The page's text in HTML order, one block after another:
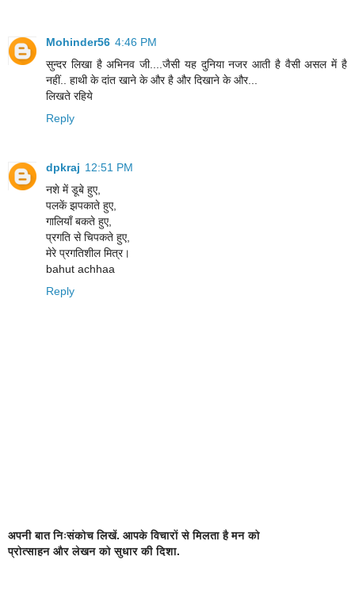
Mohinder56 4:46 PM
सुन्दर लिखा है अभिनव जी....जैसी यह दुनिया नजर आती है वैसी असल में है
नहीं.. हाथी के दांत खाने के और है और दिखाने के और...
लिखते रहिये
Reply
dpkraj 12:51 PM
नशे में डूबे हुए,
पलकें झपकाते हुए,
गालियाँ बकते हुए,
प्रगति से चिपकते हुए,
मेरे प्रगतिशील मित्र।
bahut achhaa
Reply
अपनी बात निःसंकोच लिखें. आपके विचारों से मिलता है मन को
प्रोत्साहन और लेखन को सुधार की दिशा.